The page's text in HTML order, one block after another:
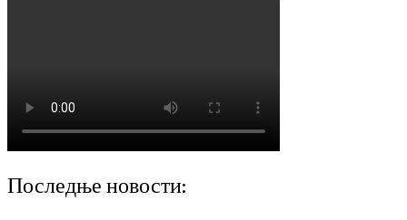
Последње новости: